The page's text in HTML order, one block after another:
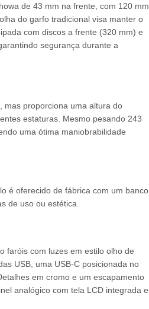
de 43 mm na frente, com 120 mm
do garfo tradicional visa manter o
com discos a frente (320 mm) e
segurança durante a
mas proporciona uma altura do
estaturas. Mesmo pesando 243
uma ótima maniobrabilidade
é oferecido de fábrica com um banco
de uso ou estética.
faróis com luzes em estilo olho de
USB, uma USB-C posicionada no
em cromo e um escapamento
analógico com tela LCD integrada e